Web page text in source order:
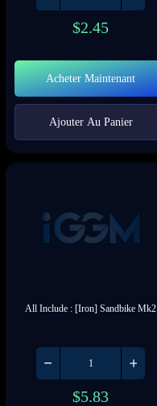
$2.45
Acheter Maintenant
Ajouter Au Panier
All Include : [Iron] Sandbike Mk2
$5.83